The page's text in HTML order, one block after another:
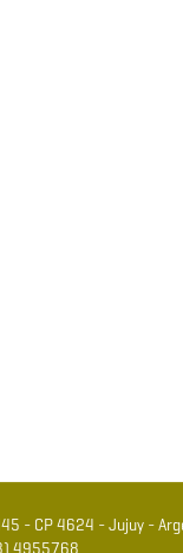
- CP 4624 - Jujuy -
4955768